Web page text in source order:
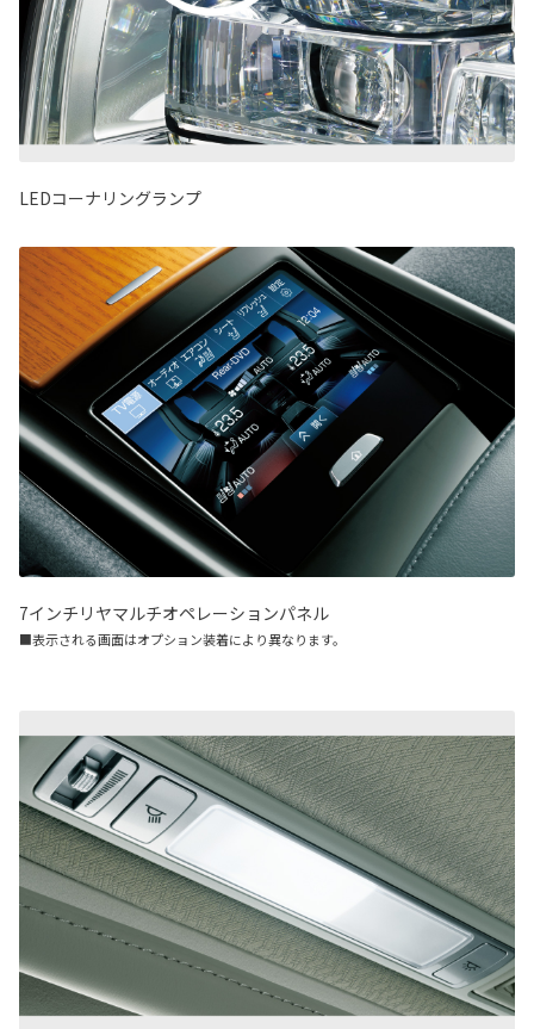
LEDコーナリングランプ
7インチリヤマルチオペレーションパネル
■表示される画面はオプション装着により異なります。